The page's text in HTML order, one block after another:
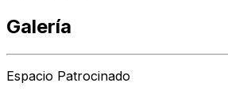
Galería
Espacio Patrocinado